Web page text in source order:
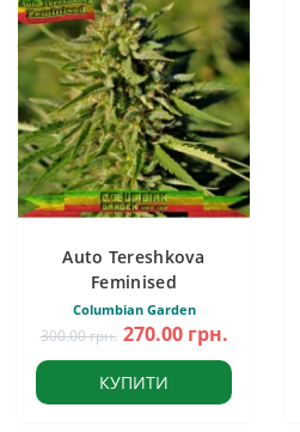
Auto Tereshkova
Feminised
Columbian Garden
300.00 грн. 270.00 грн.
КУПИТИ